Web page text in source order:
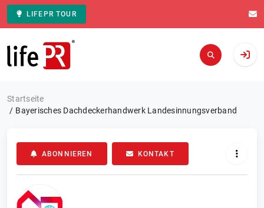
LIFEPR TOUR
Zur Startseite
Startseite
Bayerisches Dachdeckerhandwerk Landesinnungsverband
ABONNIEREN KONTAKT